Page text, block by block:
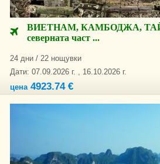
ВИЕТНАМ, КАМБОДЖА,
северната част ...
24 дни / 22 нощувки
Дати: 07.09.2026 г. , 16.10.2026 г.
цена4923.74 €